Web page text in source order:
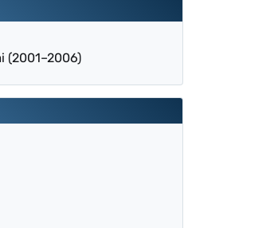
(2001–2006)